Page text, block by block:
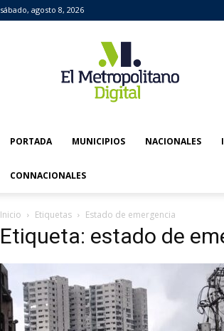
sábado, agosto 8, 2026
Metropolitano
Digital
PORTADA MUNICIPIOS NACIONALES
CONNACIONALES
Inicio Etiquetas Estado de emergencia
Etiqueta: estado de